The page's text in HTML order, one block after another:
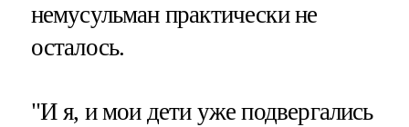
немусульман практически не
осталось.
"И я, и мои дети уже подвергались